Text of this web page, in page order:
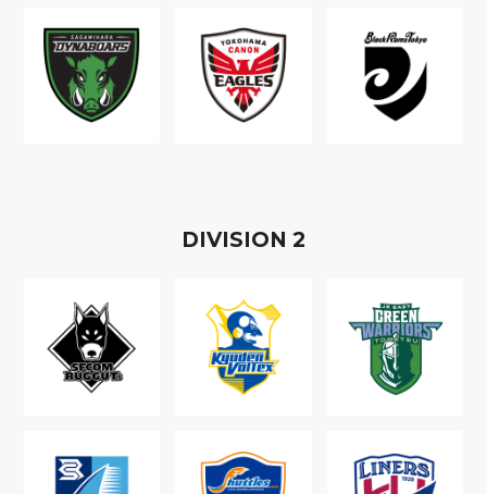
DIVISION 2